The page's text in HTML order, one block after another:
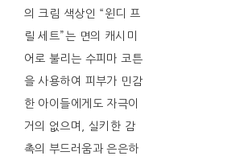
의 크림 색상인 “윈디 프
릴 세트”는 면의 캐시미
어로 불리는 수피마 코튼
을 사용하여 피부가 민감
한 아이들에게도 자극이
거의 없으며, 실키한 감
촉의 부드러움과 은은하